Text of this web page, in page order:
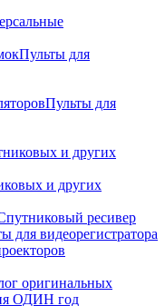
Пульты для
Пульты для
и других
ресивер
для видеорегистратора